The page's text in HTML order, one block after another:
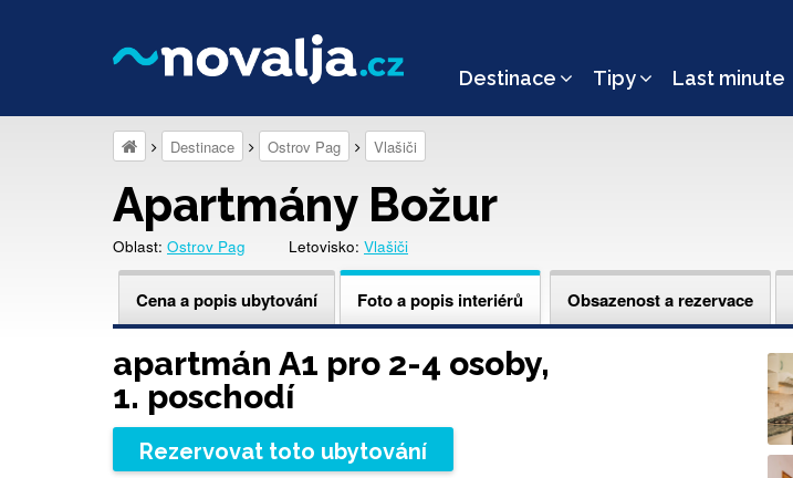
Destinace Tipy Last minute
Destinace Ostrov Pag Vlašiči
Apartmány Božur
Oblast: Ostrov Pag Letovisko: Vlašiči
Cena a popis ubytování Foto a popis interiérů Obsazenost a rezervace
apartmán A1 pro 2-4 osoby,
1. poschodí
Rezervovat toto ubytování